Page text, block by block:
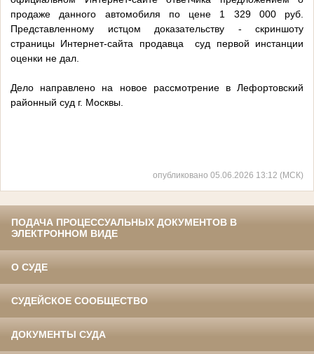
продаже данного автомобиля по цене 1 329 000 руб.
Представленному истцом доказательству - скриншоту
страницы Интернет-сайта продавца суд первой инстанции
оценки не дал.
Дело направлено на новое рассмотрение в Лефортовский
районный суд г. Москвы.
опубликовано 05.06.2026 13:12 (МСК)
ПОДАЧА ПРОЦЕССУАЛЬНЫХ ДОКУМЕНТОВ В
ЭЛЕКТРОННОМ ВИДЕ
О СУДЕ
СУДЕЙСКОЕ СООБЩЕСТВО
ДОКУМЕНТЫ СУДА